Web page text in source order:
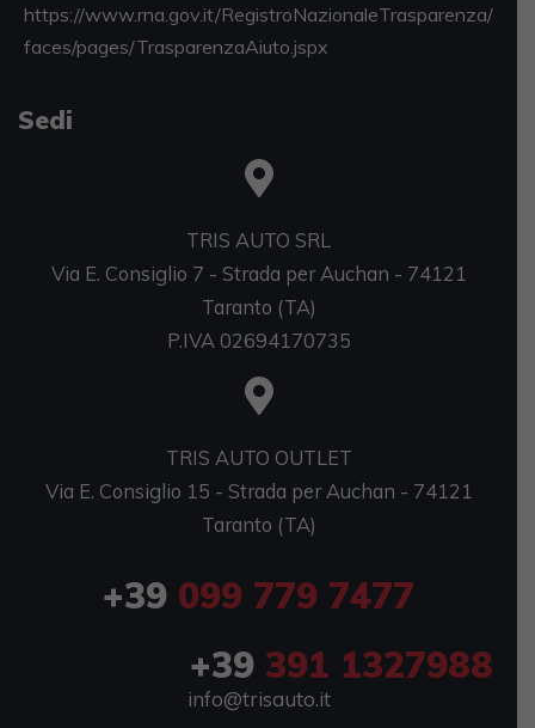
https://www.rna.gov.it/RegistroNazionaleTrasparenza/
faces/pages/TrasparenzaAiuto.jspx
Sedi
TRIS AUTO SRL
Via E. Consiglio 7 - Strada per Auchan - 74121
Taranto (TA)
P.IVA 02694170735
TRIS AUTO OUTLET
Via E. Consiglio 15 - Strada per Auchan - 74121
Taranto (TA)
+39 099 779 7477
+39 391 1327988
info@trisauto.it